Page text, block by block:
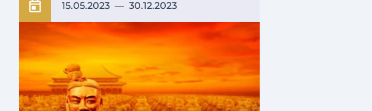
15.05.2023— 30.12.2023